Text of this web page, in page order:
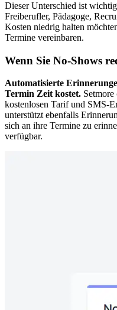
Dieser Unterschied ist
Freiberufler, Pädagoge,
Kosten niedrig halten
Termine vereinbaren.
Wenn Sie No-Shows
Automatisierte
Termin Zeit kostet.
kostenlosen Tarif und SMS-
unterstützt ebenfalls
sich an ihre Termine zu
verfügbar.